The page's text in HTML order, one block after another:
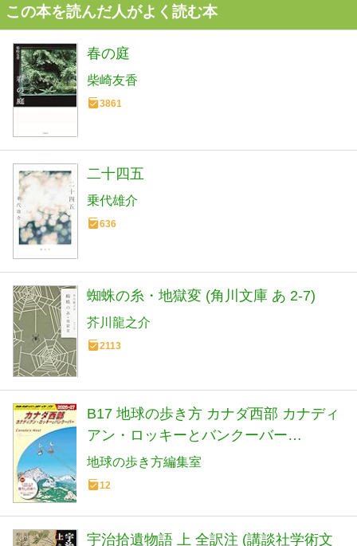
この本を読んだ人がよく読む本
春の庭
柴崎友香
3861
二十四五
乗代雄介
636
蜘蛛の糸・地獄変 (角川文庫 あ 2-7)
芥川龍之介
2113
B17 地球の歩き方 カナダ西部 カナディ
アン・ロッキーとバンクーバー
2026~2027 (地球の歩き方B 北米・中
米・南米)
地球の歩き方編集室
12
宇治拾遺物語 上 全訳注 (講談社学術文